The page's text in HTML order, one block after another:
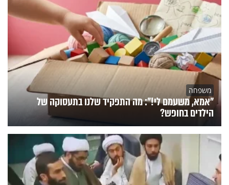
משפחה
"אמא, משעמם לי!": מה התפקיד שלנו בתעסוקה של
הילדים בחופש?